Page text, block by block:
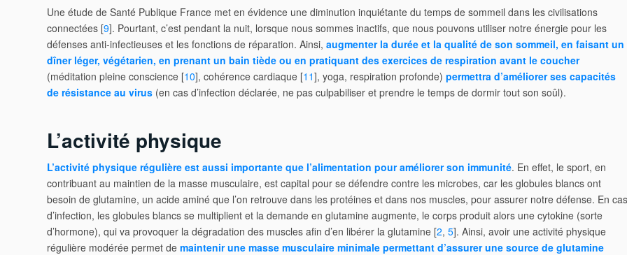
Une étude de Santé Publique France met en évidence une diminution inquiétante du temps de sommeil dans les civilisations
connectées [9]. Pourtant, c’est pendant la nuit, lorsque nous sommes inactifs, que nous pouvons utiliser notre énergie pour les
défenses anti-infectieuses et les fonctions de réparation. Ainsi, augmenter la durée et la qualité de son sommeil, en faisant un
dîner léger, végétarien, en prenant un bain tiède ou en pratiquant des exercices de respiration avant le coucher
(méditation pleine conscience [10], cohérence cardiaque [11], yoga, respiration profonde) permettra d’améliorer ses capacités
de résistance au virus (en cas d’infection déclarée, ne pas culpabiliser et prendre le temps de dormir tout son soûl).
L’activité physique
L’activité physique régulière est aussi importante que l’alimentation pour améliorer son immunité. En effet, le sport, en
contribuant au maintien de la masse musculaire, est capital pour se défendre contre les microbes, car les globules blancs ont
besoin de glutamine, un acide aminé que l’on retrouve dans les protéines et dans nos muscles, pour assurer notre défense. En cas
d’infection, les globules blancs se multiplient et la demande en glutamine augmente, le corps produit alors une cytokine (sorte
d’hormone), qui va provoquer la dégradation des muscles afin d’en libérer la glutamine [2, 5]. Ainsi, avoir une activité physique
régulière modérée permet de maintenir une masse musculaire minimale permettant d’assurer une source de glutamine